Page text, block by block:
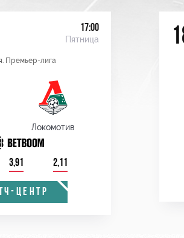
17:00
Пятница
Премьер-лига
Локомотив
3,91 2,11
ЦЕНТР